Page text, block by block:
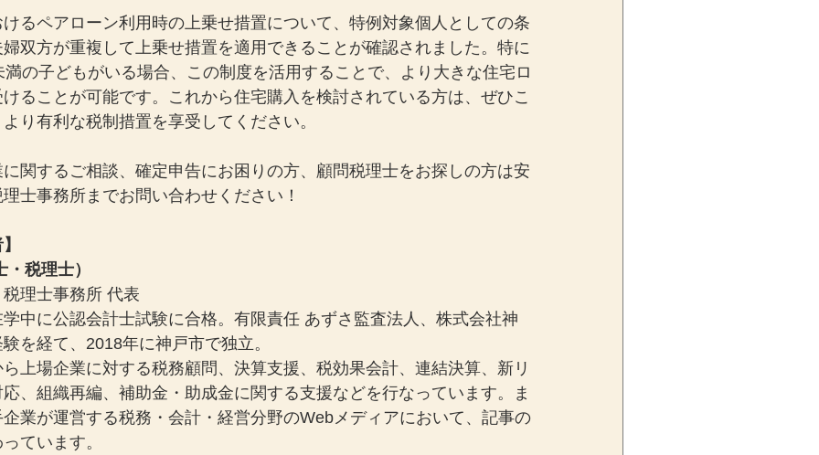
るペアローン利用時の上乗せ措置について、特例対象個人としての条
双方が重複して上乗せ措置を適用できることが確認されました。特に
の子どもがいる場合、この制度を活用することで、より大きな住宅ロ
ることが可能です。これから住宅購入を検討されている方は、ぜひこ
り有利な税制措置を享受してください。
関するご相談、確定申告にお困りの方、顧問税理士をお探しの方は安
士事務所までお問い合わせください！
税理士）
理士事務所 代表
中に公認会計士試験に合格。有限責任 あずさ監査法人、株式会社神
を経て、2018年に神戸市で独立。
上場企業に対する税務顧問、決算支援、税効果会計、連結決算、新リ
、組織再編、補助金・助成金に関する支援などを行なっています。ま
業が運営する税務・会計・経営分野のWebメディアにおいて、記事の
ています。